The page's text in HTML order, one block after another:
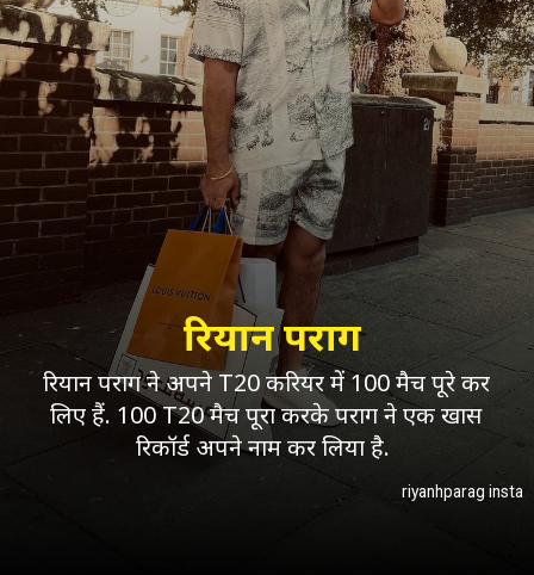
रियान पराग
riyanhparag insta
रियान पराग ने अपने T20 करियर में 100 मैच पूरे कर
लिए हैं. 100 T20 मैच पूरा करके पराग ने एक खास
रिकॉर्ड अपने नाम कर लिया है.